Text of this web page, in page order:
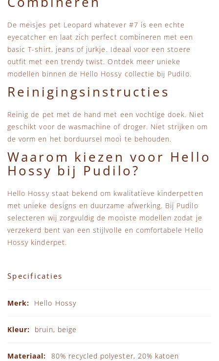
De meisjes pet Leopard whatever #7 is een echte
eyecatcher en laat zich perfect combineren met een
basic T-shirt, jeans of jurkje. Ideaal voor een stoere
outfit met een trendy twist. Ontdek meer unieke
modellen binnen de Hello Hossy collectie bij Pudilo.
Reinigingsinstructies
Reinig de pet met de hand met een vochtige doek. Niet
geschikt voor de wasmachine of droger. Niet strijken om
de vorm en het borduursel mooi te behouden.
Waarom kiezen voor Hello
Hossy bij Pudilo?
Hello Hossy staat bekend om kwalitatieve kinderpetten
met unieke designs en duurzame afwerking. Bij Pudilo
selecteren wij zorgvuldig de mooiste modellen zodat je
verzekerd bent van een stijlvolle en comfortabele Hello
Hossy kinderpet.
Specificaties
Hello Hossy
bruin, beige
80% recycled polyester, 20% katoen